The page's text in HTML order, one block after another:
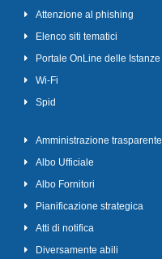
Attenzione al phishing
Elenco siti tematici
Portale OnLine delle Istanze
Wi-Fi
Spid
Amministrazione trasparente
Albo Ufficiale
Albo Fornitori
Pianificazione strategica
Atti di notifica
Diversamente abili